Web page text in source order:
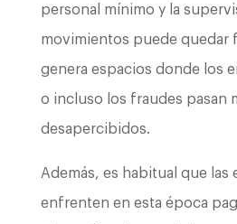
personal mínimo y la
movimientos puede quedar
genera espacios donde los
o incluso los fraudes pasan
desapercibidos.
Además, es habitual que las
enfrenten en esta época